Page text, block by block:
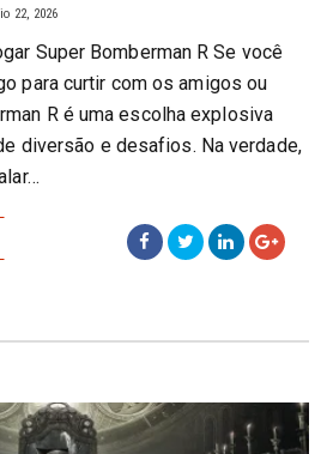
22, 2026
Super Bomberman R Se você
para curtir com os amigos ou
R é uma escolha explosiva
diversão e desafios. Na verdade,